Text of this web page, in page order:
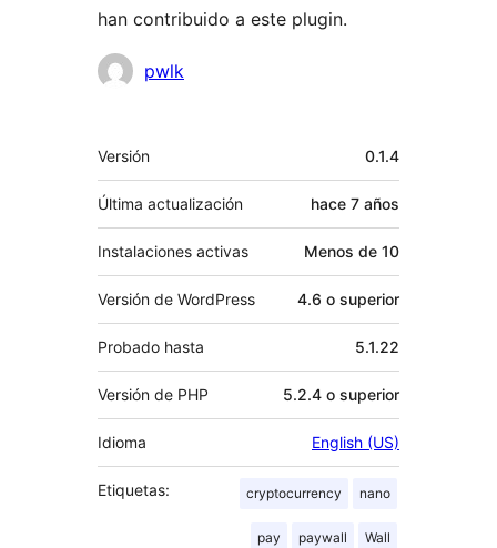
han contribuido a este plugin.
Colaboradores
pwlk
Meta
Versión 0.1.4
Última actualización hace 7 años
Instalaciones activas Menos de 10
Versión de WordPress 4.6 o superior
Probado hasta 5.1.22
Versión de PHP 5.2.4 o superior
Idioma English (US)
Etiquetas: cryptocurrency nano
pay paywall Wall